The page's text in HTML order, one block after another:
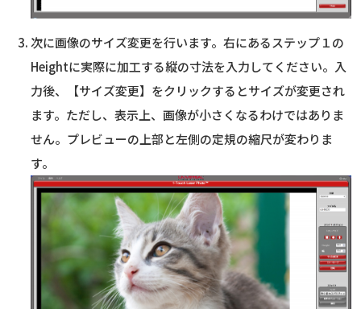
次に画像のサイズ変更を行います。右にあるステップ１の
Heightに実際に加工する縦の寸法を入力してください。入
力後、【サイズ変更】をクリックするとサイズが変更され
ます。ただし、表示上、画像が小さくなるわけではありま
せん。プレビューの上部と左側の定規の縮尺が変わりま
す。